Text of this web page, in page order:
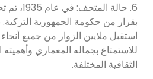
6. حالة
بقرار من حكومة الجمهورية التركية.
استقبل ملايين الزوار من جميع أنحاء
للاستمتاع بجماله المعماري وأهميته
الثقافية المختلفة.